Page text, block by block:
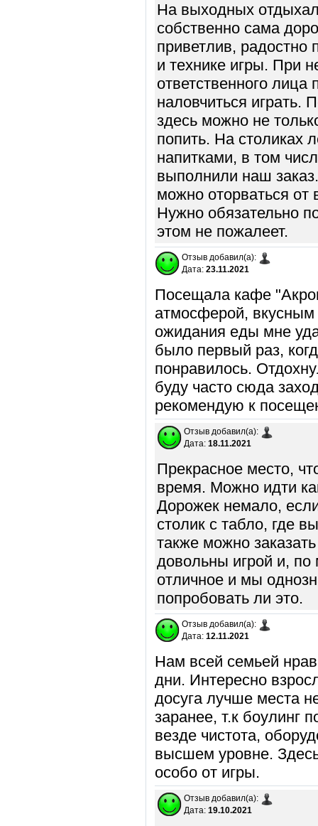
На выходных
собственно сама
приветлив, радостно
и технике игры. При
ответственного
наловчиться играть.
здесь можно не
попить. На столиках
напитками, в том
выполнили наш
можно оторваться от
Нужно обязательно
этом не пожалеет.
Отзыв добавил(а):
Дата: 23.11.2021
Посещала кафе
атмосферой,
ожидания еды мне
было первый раз,
понравилось.
буду часто сюда
рекомендую к
Отзыв добавил(а):
Дата: 18.11.2021
Прекрасное место,
время. Можно идти
Дорожек немало,
столик с табло, где
также можно
довольны игрой и,
отличное и мы
попробовать ли это.
Отзыв добавил(а):
Дата: 12.11.2021
Нам всей семьей
дни. Интересно
досуга лучше места
заранее, т.к боулинг
везде чистота,
высшем уровне.
особо от игры.
Отзыв добавил(а):
Дата: 19.10.2021